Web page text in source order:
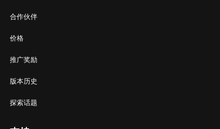
合作伙伴
价格
推广奖励
版本历史
探索话题